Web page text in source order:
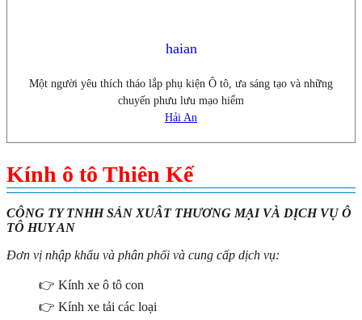
haian
Một người yêu thích tháo lắp phụ kiện Ô tô, ưa sáng tạo và những
chuyến phưu lưu mạo hiểm
Hải An
Kính ô tô Thiên Kế
CÔNG TY TNHH SẢN XUÂT THƯƠNG MẠI VÀ DỊCH VỤ Ô
TÔ HUY AN
Đơn vị nhập khẩu và phân phối và cung cấp dịch vụ:
👉 Kính xe ô tô con
👉 Kính xe tải các loại